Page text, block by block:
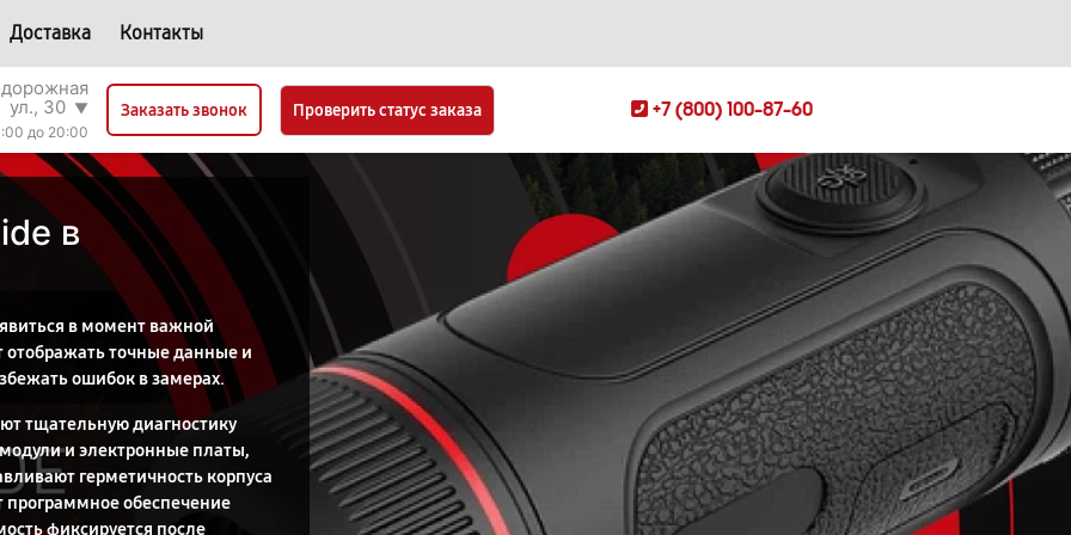
Доставка Контакты
ул., 30 ▼
до 20:00
Заказать звонок Проверить статус заказа +7 (800) 100-87-60
в
в момент важной
отображать точные данные и
ошибок в замерах.
тщательную диагностику
и электронные платы,
герметичность корпуса
программное обеспечение
фиксируется после